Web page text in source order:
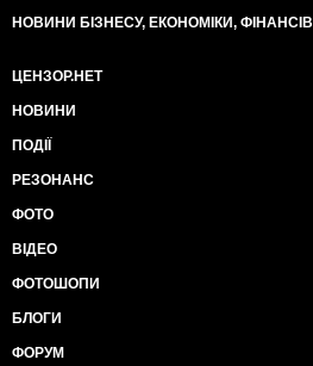
НОВИНИ БІЗНЕСУ, ЕКОНОМІКИ, ФІНАНСІВ
ЦЕНЗОР.НЕТ
НОВИНИ
ПОДІЇ
РЕЗОНАНС
ФОТО
ВІДЕО
ФОТОШОПИ
БЛОГИ
ФОРУМ